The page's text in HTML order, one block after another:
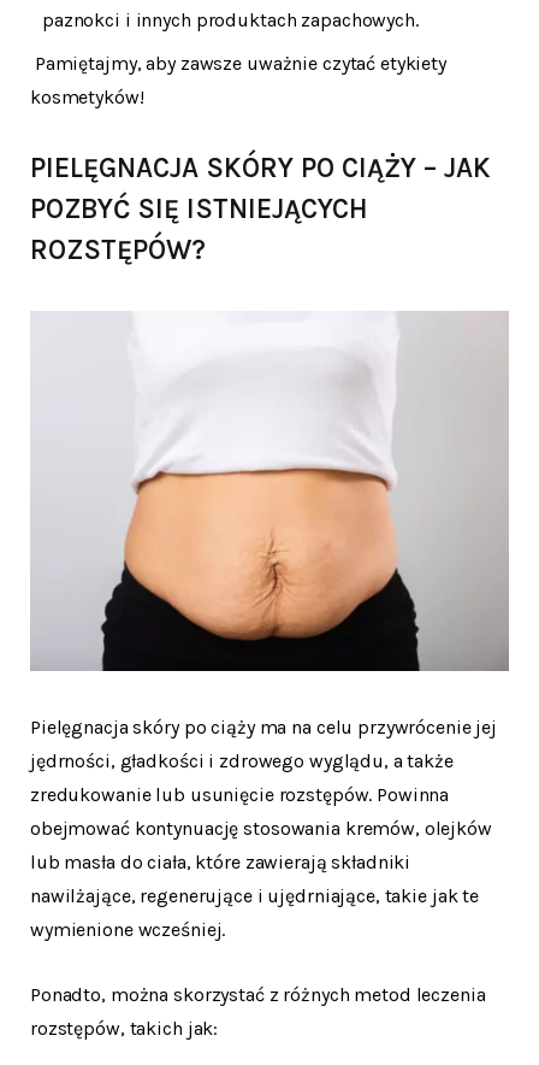
paznokci i innych produktach zapachowych.
Pamiętajmy, aby zawsze uważnie czytać etykiety
kosmetyków!
PIELĘGNACJA SKÓRY PO CIĄŻY – JAK
POZBYĆ SIĘ ISTNIEJĄCYCH
ROZSTĘPÓW?
Pielęgnacja skóry po ciąży ma na celu przywrócenie jej
jędrności, gładkości i zdrowego wyglądu, a także
zredukowanie lub usunięcie rozstępów. Powinna
obejmować kontynuację stosowania kremów, olejków
lub masła do ciała, które zawierają składniki
nawilżające, regenerujące i ujędrniające, takie jak te
wymienione wcześniej.
Ponadto, można skorzystać z różnych metod leczenia
rozstępów, takich jak: